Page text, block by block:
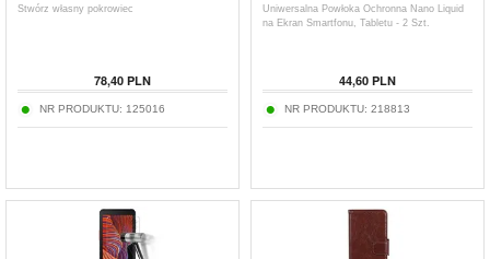
Stwórz własny pokrowiec
78,40 PLN
NR PRODUKTU: 125016
Uniwersalna Powłoka Ochronna Nano Liquid
na Ekran Smartfonu, Tabletu - 2 Szt.
44,60 PLN
NR PRODUKTU: 218813